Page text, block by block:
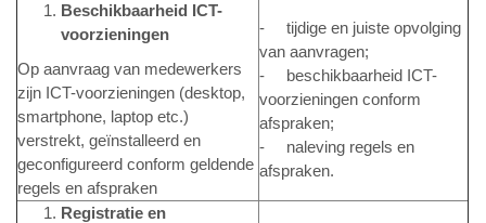
Beschikbaarheid ICT-
voorzieningen
Op aanvraag van medewerkers
zijn ICT-voorzieningen (desktop,
smartphone, laptop etc.)
verstrekt, geïnstalleerd en
geconfigureerd conform geldende
regels en afspraken
- tijdige en juiste opvolging
van aanvragen;
- beschikbaarheid ICT-
voorzieningen conform
afspraken;
- naleving regels en
afspraken.
Registratie en